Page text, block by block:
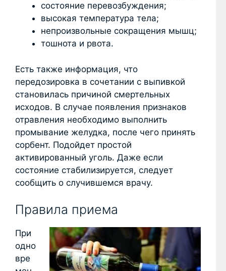
состояние перевозбуждения;
высокая температура тела;
непроизвольные сокращения мышц;
тошнота и рвота.
Есть также информация, что
передозировка в сочетании с выпивкой
становилась причиной смертельных
исходов. В случае появления признаков
отравления необходимо выполнить
промывание желудка, после чего принять
сорбент. Подойдет простой
активированный уголь. Даже если
состояние стабилизируется, следует
сообщить о случившемся врачу.
Правила приема
При
одно
вре